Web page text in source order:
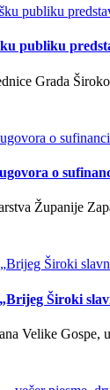
publiku
Grada
o
Županije
Široki
Velike Gospe,